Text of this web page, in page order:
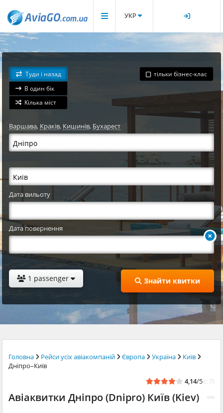
УКР
Туди і назад
В один бік
Кілька міст
тільки бізнес-клас
Варшава,Краків, Кишинів, Бухарест
Дата вильоту
Дата повернення
1 passenger Знайти квитки
Головна Рейси усіх авіакомпаній Європа Україна
Київ
Дніпро–Київ
4,14/5 (: 7)
Авіаквитки Дніпро (Dnipro) Київ (Kiev)